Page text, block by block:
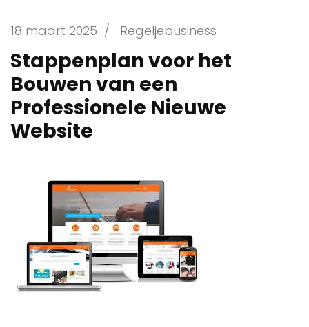
18 maart 2025 / Regeljebusiness
Stappenplan voor het
Bouwen van een
Professionele Nieuwe
Website